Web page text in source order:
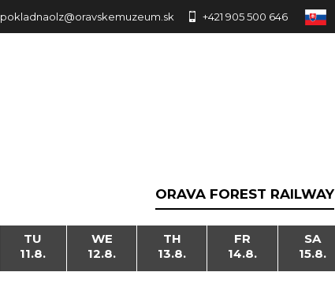
pokladnaolz@oravskemuzeum.sk +421 905 500 646
ORAVA FOREST RAILWAY
TU
11.8.
WE
12.8.
TH
13.8.
FR
14.8.
SA
15.8.